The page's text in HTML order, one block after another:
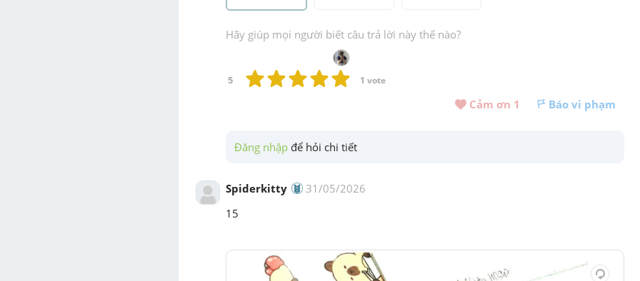
Hãy giúp mọi người biết câu trả lời này thế nào?
5 1 vote
Cảm ơn 1 Báo vi phạm
Đăng nhập để hỏi chi tiết
Spiderkitty
31/05/2026
15